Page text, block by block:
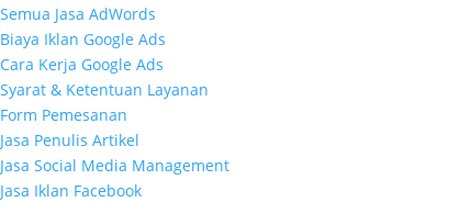
Semua Jasa AdWords
Biaya Iklan Google Ads
Cara Kerja Google Ads
Syarat & Ketentuan Layanan
Form Pemesanan
Jasa Penulis Artikel
Jasa Social Media Management
Jasa Iklan Facebook